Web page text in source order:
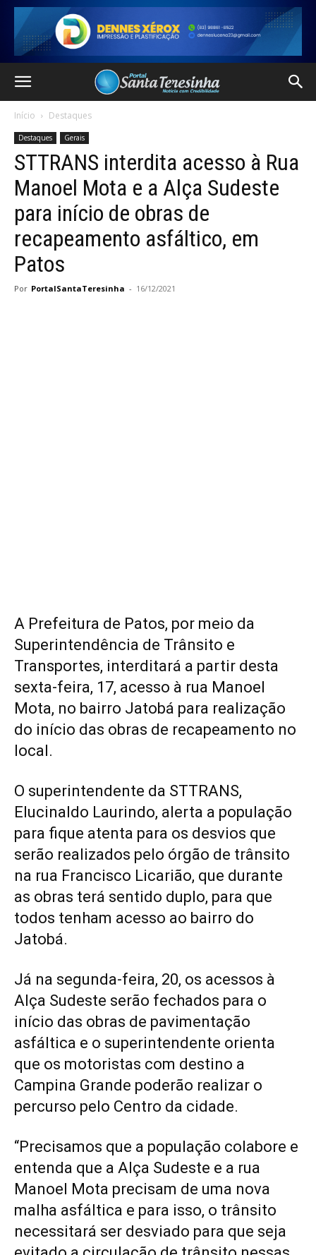
Início Destaques
Destaques Gerais
STTRANS interdita acesso à Rua
Manoel Mota e a Alça Sudeste
para início de obras de
recapeamento asfáltico, em
Patos
Por PortalSantaTeresinha - 16/12/2021
A Prefeitura de Patos, por meio da
Superintendência de Trânsito e
Transportes, interditará a partir desta
sexta-feira, 17, acesso à rua Manoel
Mota, no bairro Jatobá para realização
do início das obras de recapeamento no
local.
O superintendente da STTRANS,
Elucinaldo Laurindo, alerta a população
para fique atenta para os desvios que
serão realizados pelo órgão de trânsito
na rua Francisco Licarião, que durante
as obras terá sentido duplo, para que
todos tenham acesso ao bairro do
Jatobá.
Já na segunda-feira, 20, os acessos à
Alça Sudeste serão fechados para o
início das obras de pavimentação
asfáltica e o superintendente orienta
que os motoristas com destino a
Campina Grande poderão realizar o
percurso pelo Centro da cidade.
“Precisamos que a população colabore e
entenda que a Alça Sudeste e a rua
Manoel Mota precisam de uma nova
malha asfáltica e para isso, o trânsito
necessitará ser desviado para que seja